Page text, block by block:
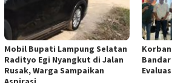
Mobil Bupati Lampung Selatan
Radityo Egi Nyangkut di Jalan
Rusak, Warga Sampaikan